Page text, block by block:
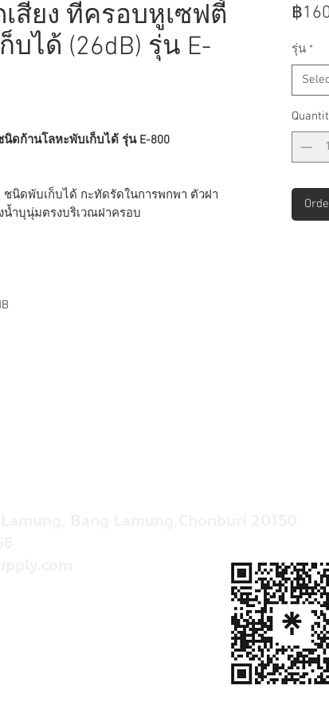
สียง ที่ครอบหูเซฟตี้
ได้ (26dB) รุ่น E-
ดก้านโลหะพับเก็บได้ รุ่น E-800
นิดพับเก็บได้ กะทัดรัดในการพกพา ตัวฝา
น้ำบุนุ่มตรงบริเวณฝาครอบ
฿
รุ่น *